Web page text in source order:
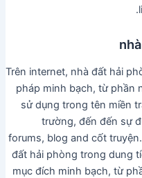
Trên internet, nhà đất hải
pháp minh bạch, từ phần
sử dụng trong tên miền
trường, đến đến sự
forums, blog and cốt
đất hải phòng trong dung
mục đích minh bạch, từ